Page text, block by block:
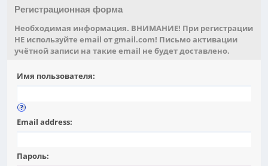
Регистрационная форма
Необходимая информация. ВНИМАНИЕ! При регистрации
НЕ используйте email от gmail.com! Письмо активации
учётной записи на такие email не будет доставлено.
Имя пользователя:
Email address:
Пароль: